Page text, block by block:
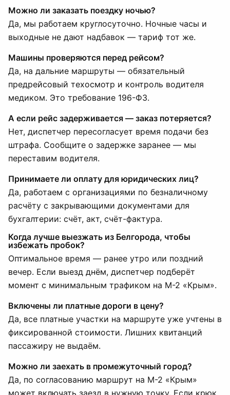
Можно ли заказать поездку ночью?
Да, мы работаем круглосуточно. Ночные часы и
выходные не дают надбавок — тариф тот же.
Машины проверяются перед рейсом?
Да, на дальние маршруты — обязательный
предрейсовый техосмотр и контроль водителя
медиком. Это требование 196-ФЗ.
А если рейс задерживается — заказ потеряется?
Нет, диспетчер пересогласует время подачи без
штрафа. Сообщите о задержке заранее — мы
переставим водителя.
Принимаете ли оплату для юридических лиц?
Да, работаем с организациями по безналичному
расчёту с закрывающими документами для
бухгалтерии: счёт, акт, счёт-фактура.
Когда лучше выезжать из Белгорода, чтобы
избежать пробок?
Оптимальное время — ранее утро или поздний
вечер. Если выезд днём, диспетчер подберёт
момент с минимальным трафиком на М-2 «Крым».
Включены ли платные дороги в цену?
Да, все платные участки на маршруте уже учтены в
фиксированной стоимости. Лишних квитанций
пассажиру не выдаём.
Можно ли заехать в промежуточный город?
Да, по согласованию маршрут на М-2 «Крым»
может включать заезд в нужную точку. Если крюк